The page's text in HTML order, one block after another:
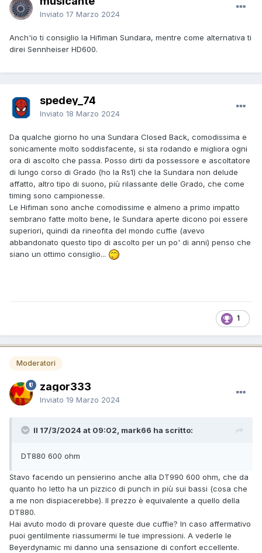
Inviato 17 Marzo 2024
Anch'io ti consiglio la Hifiman Sundara, mentre come alternativa ti
direi Sennheiser HD600.
spedey_74
Inviato 18 Marzo 2024
Da qualche giorno ho una Sundara Closed Back, comodissima e
sonicamente molto soddisfacente, si sta rodando e migliora ogni
ora di ascolto che passa. Posso dirti da possessore e ascoltatore
di lungo corso di Grado (ho la Rs1) che la Sundara non delude
affatto, altro tipo di suono, più rilassante delle Grado, che come
timing sono campionesse.
Le Hifiman sono anche comodissime e almeno a primo impatto
sembrano fatte molto bene, le Sundara aperte dicono poi essere
superiori, quindi da rineofita del mondo cuffie (avevo
abbandonato questo tipo di ascolto per un po' di anni) penso che
siano un ottimo consiglio...
1
Moderatori
zagor333
Inviato 19 Marzo 2024
Il 17/3/2024 at 09:02, mark66 ha scritto:
DT880 600 ohm
Stavo facendo un pensierino anche alla DT990 600 ohm, che da
quanto ho letto ha un pizzico di punch in più sui bassi (cosa che
a me non dispiacerebbe). Il prezzo è equivalente a quello della
DT880.
Hai avuto modo di provare queste due cuffie? In caso affermativo
puoi gentilmente riassumermi le tue impressioni. A vederle le
Beyerdynamic mi danno una sensazione di confort eccellente.